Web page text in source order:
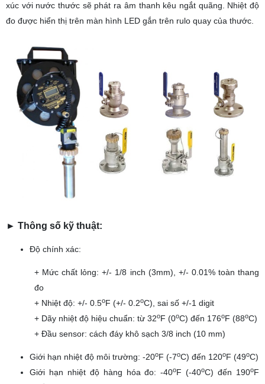
xúc với nước thước sẽ phát ra âm thanh kêu ngắt quãng. Nhiệt độ
đo được hiển thị trên màn hình LED gắn trên rulo quay của thước.
► Thông số kỹ thuật:
Độ chính xác:
+ Mức chất lỏng: +/- 1/8 inch (3mm), +/- 0.01% toàn thang
đo
+ Nhiệt độ: +/- 0.5oF (+/- 0.2oC), sai số +/-1 digit
+ Dãy nhiệt độ hiệu chuẩn: từ 32oF (0oC) đến 176oF (88oC)
+ Đầu sensor: cách đáy khô sạch 3/8 inch (10 mm)
Giới hạn nhiệt độ môi trường: -20oF (-7oC) đến 120oF (49oC)
Giới hạn nhiệt độ hàng hóa đo: -40oF (-40oC) đến 190oF